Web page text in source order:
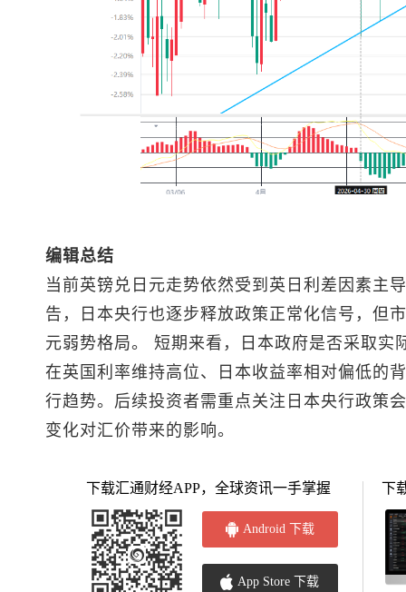
编辑总结
当前英镑兑日元走势依然受到英日利差因素主
告，日本央行也逐步释放政策正常化信号，但
元弱势格局。 短期来看，日本政府是否采取实
在英国利率维持高位、日本收益率相对偏低的
行趋势。后续投资者需重点关注日本央行政策
变化对汇价带来的影响。
下载汇通财经APP，全球资讯一手掌握
Android 下载
App Store 下载
下